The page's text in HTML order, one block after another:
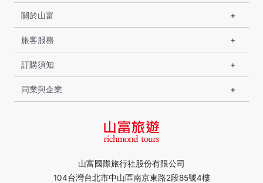
山富國際旅行社股份有限公司
104台灣台北市中山區南京東路2段85號4樓
關於山富
旅客服務
訂購須知
同業與企業